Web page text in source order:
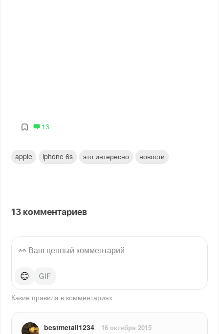
13
apple iphone 6s это интересно новости
13 комментариев
😊
Какие правила в комментариях
bestmetall1234 16 октября 2015